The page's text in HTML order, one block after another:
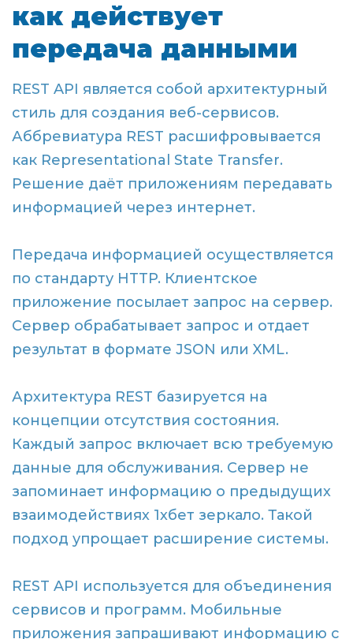
как действует
передача данными
REST API является собой архитектурный
стиль для создания веб-сервисов.
Аббревиатура REST расшифровывается
как Representational State Transfer.
Решение даёт приложениям передавать
информацией через интернет.
Передача информацией осуществляется
по стандарту HTTP. Клиентское
приложение посылает запрос на сервер.
Сервер обрабатывает запрос и отдает
результат в формате JSON или XML.
Архитектура REST базируется на
концепции отсутствия состояния.
Каждый запрос включает всю требуемую
данные для обслуживания. Сервер не
запоминает информацию о предыдущих
взаимодействиях 1хбет зеркало. Такой
подход упрощает расширение системы.
REST API используется для объединения
сервисов и программ. Мобильные
приложения запрашивают информацию с